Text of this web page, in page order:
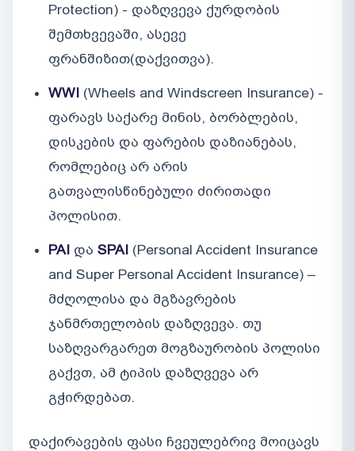
Protection) - დაზღვევა ქურდობის
შემთხვევაში, ასევე
ფრანშიზით(დაქვითვა).
WWI (Wheels and Windscreen Insurance) -
ფარავს საქარე მინის, ბორბლების,
დისკების და ფარების დაზიანებას,
რომლებიც არ არის
გათვალისწინებული ძირითადი
პოლისით.
PAI და SPAI (Personal Accident Insurance
and Super Personal Accident Insurance) –
მძღოლისა და მგზავრების
ჯანმრთელობის დაზღვევა. თუ
საზღვარგარეთ მოგზაურობის პოლისი
გაქვთ, ამ ტიპის დაზღვევა არ
გჭირდებათ.
დაქირავების ფასი ჩვეულებრივ მოიცავს